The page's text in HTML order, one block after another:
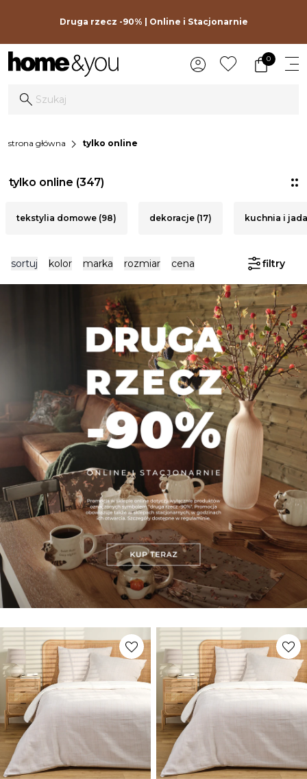
Druga rzecz -90% | Online i Stacjonarnie
0
strona główna chevron_right tylko online
tylko online (347)
tekstylia domowe (98) dekoracje (17) kuchnia i
sortuj kolor marka rozmiar cena filtry
favorite favorite